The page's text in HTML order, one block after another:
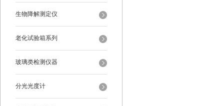
生物降解测定仪
老化试验箱系列
玻璃类检测仪器
分光光度计